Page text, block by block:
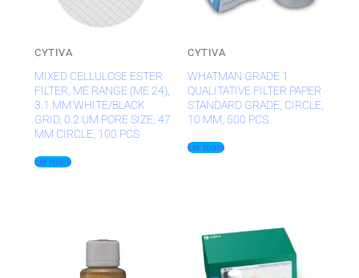
CYTIVA
MIXED CELLULOSE ESTER
FILTER, ME RANGE (ME 24),
3.1 MM WHITE/BLACK
GRID, 0.2 UM PORE SIZE, 47
MM CIRCLE, 100 PCS
Ler mais
CYTIVA
WHATMAN GRADE 1
QUALITATIVE FILTER PAPER
STANDARD GRADE, CIRCLE,
10 MM, 500 PCS
Ler mais